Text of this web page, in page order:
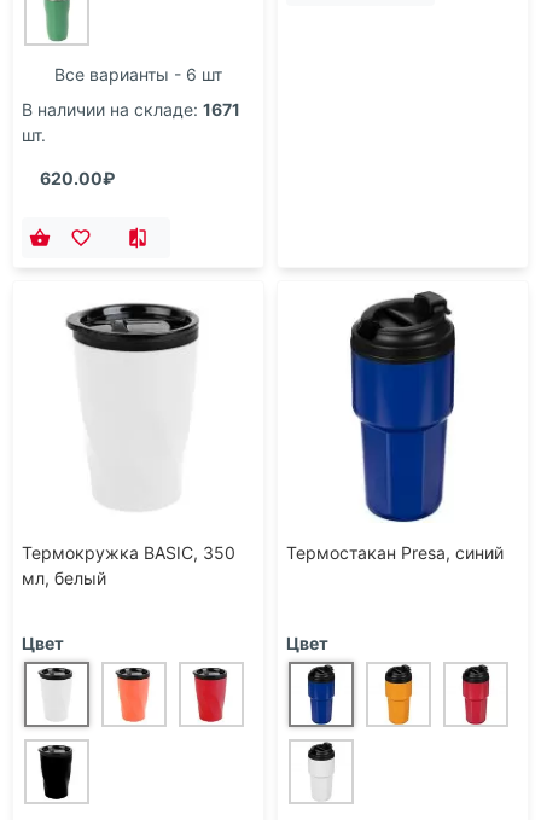
Все варианты - 6 шт
В наличии на складе: 1671
шт.
620.00₽
Термокружка BASIC, 350
мл, белый
Цвет
Термостакан Presa, синий
Цвет